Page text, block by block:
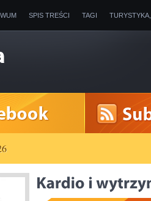
SPIS TREŚCI TAGI